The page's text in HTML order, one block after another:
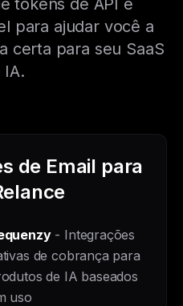
tokens de API e
para ajudar você a
certa para seu SaaS
IA.
de Email para
- Integrações
de cobrança para
de IA baseados
uso